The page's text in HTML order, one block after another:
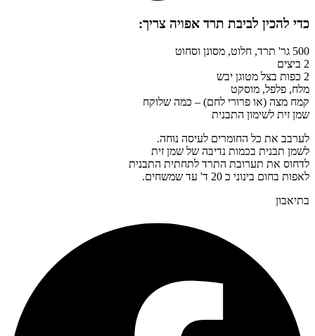
כדי להכין לביבת תרד אפויה צריך:
500 גר' תרד, חלוט, מסונן וסחוט
2 ביצים
2 כפות בצל מטוגן יבש
מלח, פלפל, מוסקט
קמח מצה (או פרורי לחם) – כמה שלוקח
שמן זית לשימון התבנית
לערבב את כל החומרים לעיסה נוחה.
לשמן תבנית בכמות נדיבה של שמן זית
לדחוס את תערובת התרד לתחתית התבנית
לאפות בחום בינוני כ 20 ד' עד שמשחים.
בתיאבון